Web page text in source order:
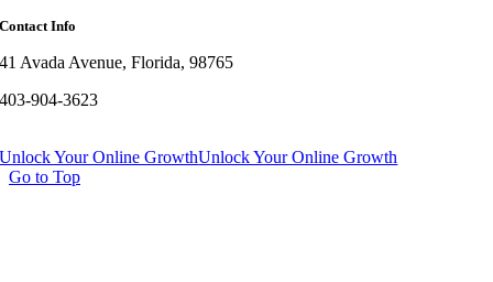
Contact Info
41 Avada Avenue, Florida, 98765
403-904-3623
Unlock Your Online GrowthUnlock Your Online Growth
Go to Top